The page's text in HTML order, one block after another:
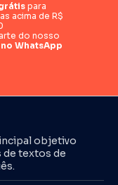
para
acima de R$
do nosso
WhatsApp
objetivo
de textos de